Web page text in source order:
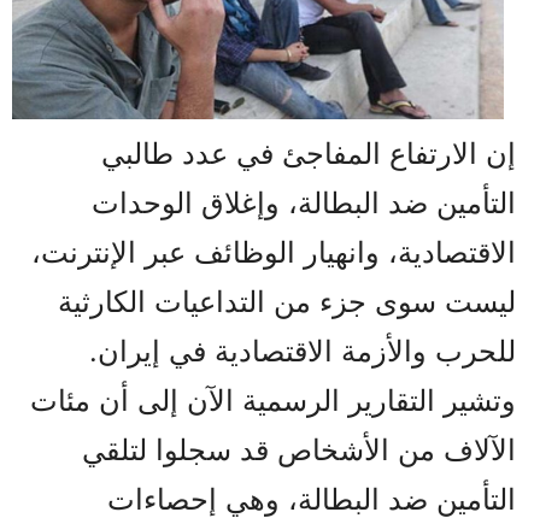
إن الارتفاع المفاجئ في عدد طالبي
التأمين ضد البطالة، وإغلاق الوحدات
الاقتصادية، وانهيار الوظائف عبر الإنترنت،
ليست سوى جزء من التداعيات الكارثية
للحرب والأزمة الاقتصادية في إيران.
وتشير التقارير الرسمية الآن إلى أن مئات
الآلاف من الأشخاص قد سجلوا لتلقي
التأمين ضد البطالة، وهي إحصاءات